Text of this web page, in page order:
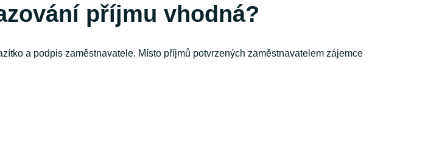
příjmu vhodná?
a podpis zaměstnavatele. Místo příjmů potvrzených zaměstnavatelem zájemce